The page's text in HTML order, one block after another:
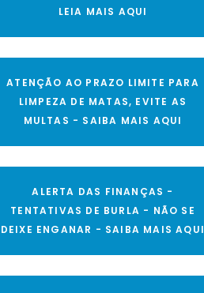
LEIA MAIS AQUI
ATENÇÃO AO PRAZO LIMITE PARA
LIMPEZA DE MATAS, EVITE AS
MULTAS - SAIBA MAIS AQUI
ALERTA DAS FINANÇAS -
TENTATIVAS DE BURLA - NÃO SE
DEIXE ENGANAR - SAIBA MAIS AQUI